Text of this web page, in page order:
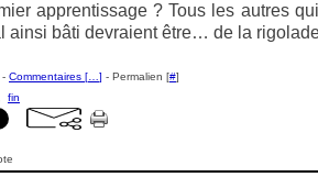
apprentissage ? Tous les autres
ainsi bâti devraient être… de la
- Commentaires [ ] - Permalien [#]
fin